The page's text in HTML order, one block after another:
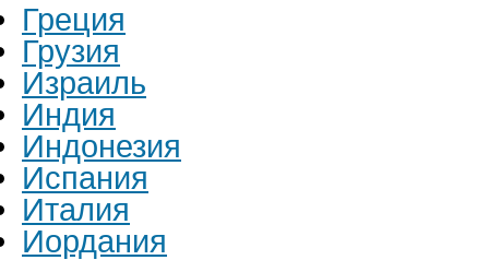
Греция
Грузия
Израиль
Индия
Индонезия
Испания
Италия
Иордания